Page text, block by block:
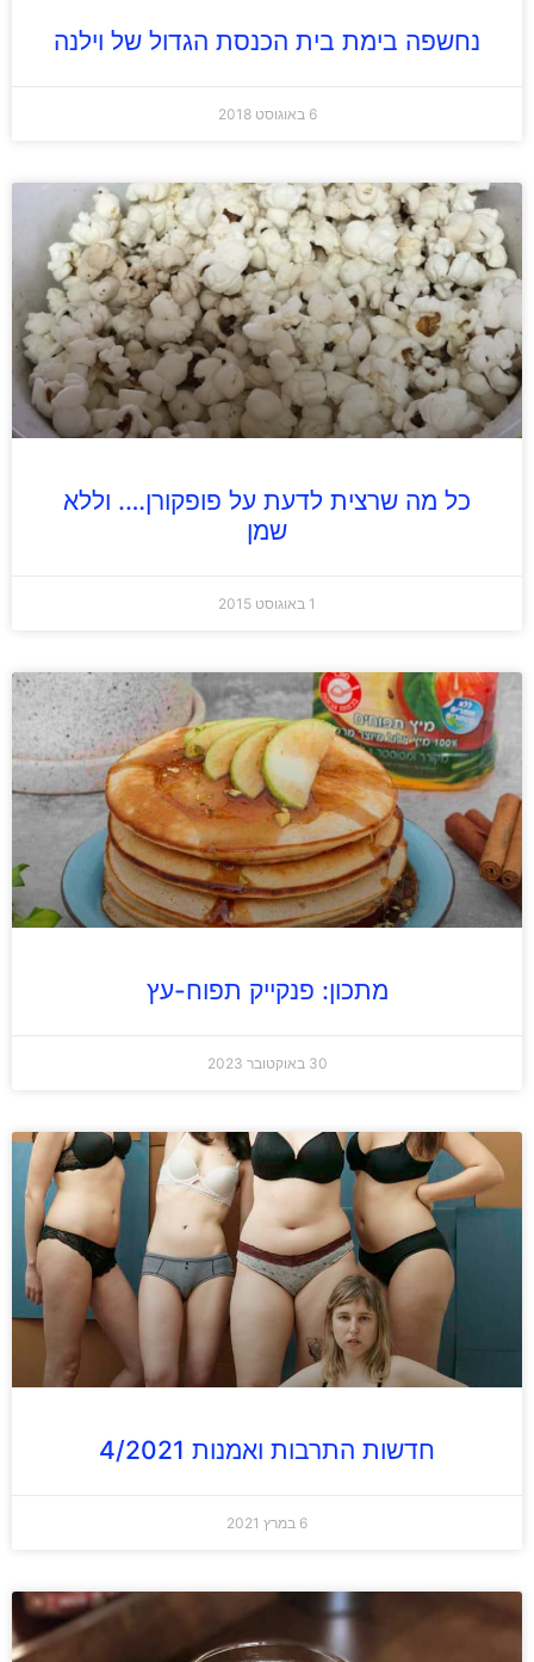
נחשפה בימת בית הכנסת הגדול של וילנה
6 באוגוסט 2018
כל מה שרצית לדעת על פופקורן…. וללא
שמן
1 באוגוסט 2015
מתכון: פנקייק תפוח-עץ
30 באוקטובר 2023
חדשות התרבות ואמנות 4/2021
6 במרץ 2021